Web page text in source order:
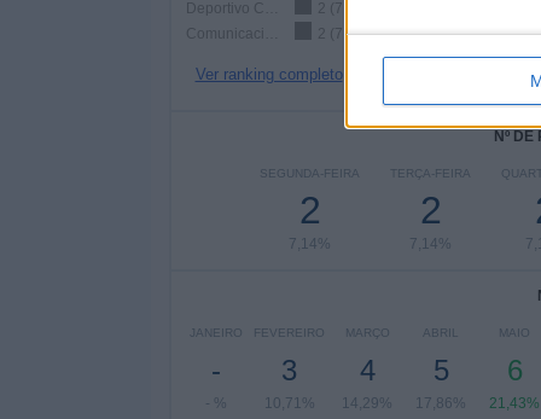
2 (7,14%)
2 (7,14%)
Ver ranking completo
Nº
SEGUNDA-FEIRA
2
7,14%
TERÇA-FEIRA
2
7,14%
JANEIRO
-
- %
FEVEREIRO
3
10,71%
MARÇO
4
14,29%
ABRIL
5
17,86%
MAIO
6
21,43%